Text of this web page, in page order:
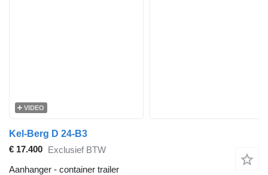
VIDEO
Kel-Berg D 24-B3
€ 17.400 Exclusief BTW
Aanhanger - container trailer